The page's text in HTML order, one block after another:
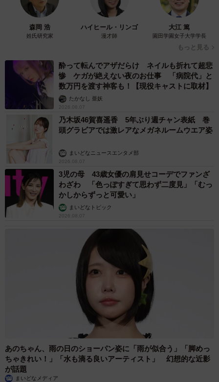
によく取りに行ってたんですが、ある日ショーケースにた
またま並んでいた『リペイント品』を見た時に雷に打たれ
たかのようにビビッときたんですよね。私もフィギュアを
塗ってみたい！って思ったのがきっかけでした。そう思い
立った翌日に「筆・塗料・うすめ液」ぐらいの最低限塗れ
るものだけを買ってさっそく塗り始めたんですけど、びっ
くりするぐらいうまくいかなかったのを今でもよく覚えて
います（笑）。始めた時期的には大体2年半ぐらい前だった
と思います」
【ビフォー】ワンピースのロロノア・ゾロ（提供画像）
森岡 浩
姓氏研究家
ハイヒール・リンゴ
漫才師
大江 篤
園田学園女子大学学長
もっと見る
酔って転んでアザだらけ ネイルも折れて超悲
惨 ケガが絶えない夜のお仕事 「病院代」と
数万円を渡す神客も！【現役キャストに取材】
たかなし 亜妖
2026.08.07
乃木坂46賀喜遥香 5年ぶり週チャン表紙 巻
頭グラビアでは激レアなメガネルームウエア姿
まいどなニュースエンタメ部
2026.08.07
3児の母 43歳女優の肩見せコーデでファンざ
わざわ 「色っぽすぎて思わず二度見」「むっ
かしからずっと可愛い」
まいどなトピック
2026.08.07
あのちゃん、雨の日のショーパン姿に「雨が似合う」「脚めっ
ちゃきれい！」「水も滴る良いアーティスト」 幻想的な近影
が話題
まいどなメディア